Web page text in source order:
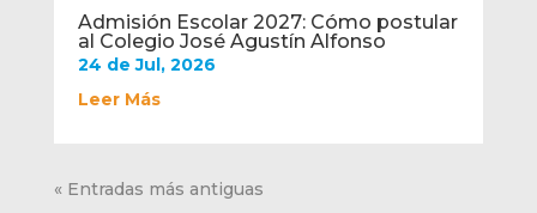
Admisión Escolar 2027: Cómo postular
al Colegio José Agustín Alfonso
24 de Jul, 2026
Leer Más
« Entradas más antiguas